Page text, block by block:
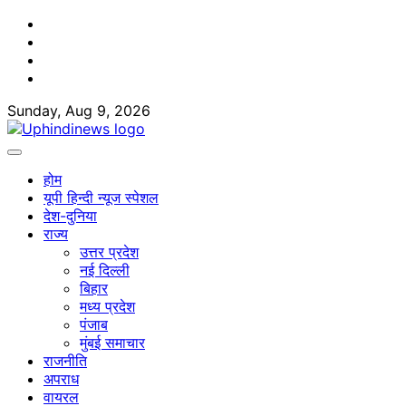
Skip
content
Sunday, Aug 9, 2026
होम
यूपी हिन्दी न्यूज स्पेशल
देश-दुनिया
राज्य
उत्तर प्रदेश
नई दिल्ली
बिहार
मध्य प्रदेश
पंजाब
मुंबई समाचार
राजनीति
अपराध
वायरल